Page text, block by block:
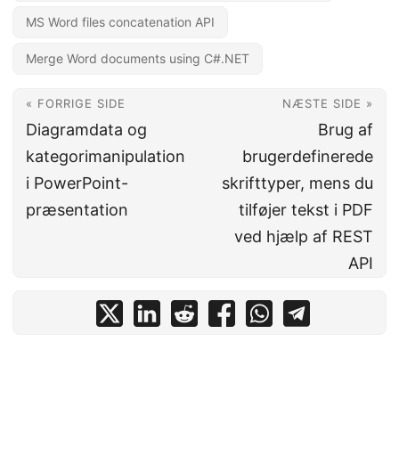
MS Word files concatenation API
Merge Word documents using C#.NET
« FORRIGE SIDE
Diagramdata og
kategorimanipulation
i PowerPoint-
præsentation
NÆSTE SIDE »
Brug af
brugerdefinerede
skrifttyper, mens du
tilføjer tekst i PDF
ved hjælp af REST
API